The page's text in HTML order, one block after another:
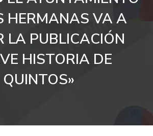
HERMANAS VA A
LA PUBLICACIÓN
HISTORIA DE
QUINTOS»